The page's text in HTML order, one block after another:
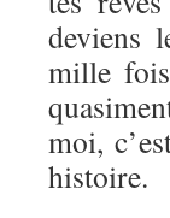
deviens
mille
moi,
histoire.